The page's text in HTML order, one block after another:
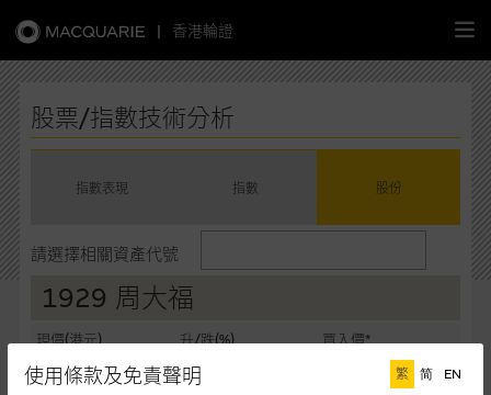
| 香港輪證
牛熊證
選股攻略
股票/指數技術分析
指數表現 指數 股份
請選擇相關資產代號
1929 周大福
現價(港元)
升/跌(%)
買入價*
使用條款及免責聲明 繁 简 EN